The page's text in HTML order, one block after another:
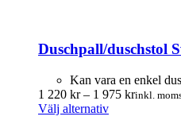
De
alternativen
kan
väljas
Duschpall/duschstol
Kan vara en enkel
1 220 kr – 1 975 krinkl.
Välj alternativDen